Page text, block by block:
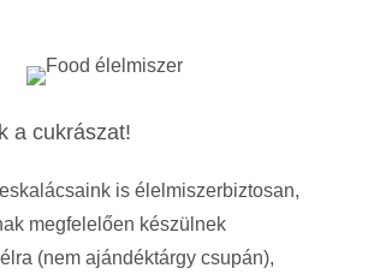
a cukrászat!
is élelmiszerbiztosan,
megfelelően készülnek
(nem ajándéktárgy csupán),